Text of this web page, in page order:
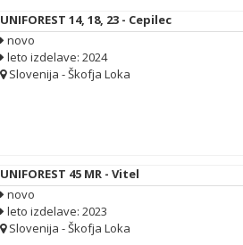
UNIFOREST 14, 18, 23 - Cepilec
novo
leto izdelave: 2024
Slovenija - Škofja Loka
UNIFOREST 45 MR - Vitel
novo
leto izdelave: 2023
Slovenija - Škofja Loka